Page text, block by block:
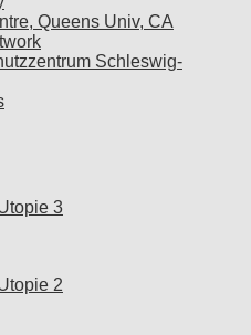
Queens Univ, CA
Schleswig-
3
2